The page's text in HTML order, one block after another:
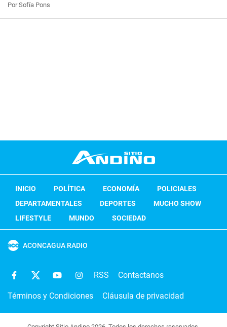
Por Sofía Pons
INICIO POLÍTICA ECONOMÍA
POLICIALES
DEPARTAMENTALES
DEPORTES
MUCHO SHOW
LIFESTYLE
MUNDO SOCIEDAD
ACONCAGUA RADIO
RSS Contactanos
Términos y Condiciones Cláusula de privacidad